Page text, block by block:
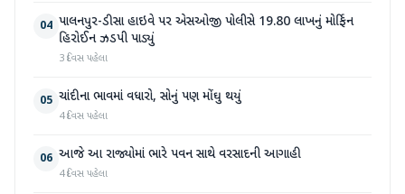
04 પાલનપુર-ડીસા હાઇવે પર એસઓજી પોલીસે 19.80 લાખનું મોર્ફિન
હિરોઈન ઝડપી પાડ્યું
3 દિવસ પહેલા
05 ચાંદીના ભાવમાં વધારો, સોનું પણ મોંઘુ થયું
4 દિવસ પહેલા
06 આજે આ રાજ્યોમાં ભારે પવન સાથે વરસાદની આગાહી
4 દિવસ પહેલા